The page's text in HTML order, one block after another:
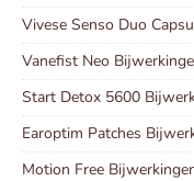
Vivese Senso Duo
Vanefist Neo
Start Detox 5600
Earoptim Patches
Motion Free